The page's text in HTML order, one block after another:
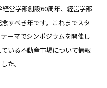
営学部創設60周年、経営学部
すべき年です。これまでスタ
ーマでシンポジウムを開催し
いる不動産市場について情報
た。